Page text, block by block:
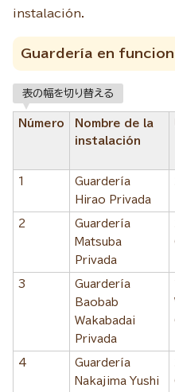
instalación.
Guardería en
表の幅を切り替える
Número
Nombre de la
instalación
1
Guardería
Hirao Privada
2
Guardería
Matsuba
Privada
3
Guardería
Baobab
Wakabadai
Privada
4
Guardería
Nakajima Yushi